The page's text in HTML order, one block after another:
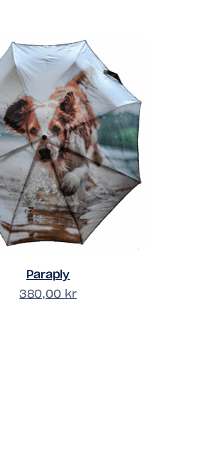
Paraply
380,00 kr